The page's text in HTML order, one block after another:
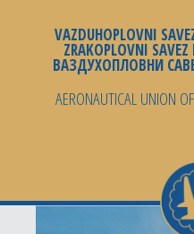
VAZDUHOPLOVNI
ZRAKOPLOVNI
ВАЗДУХОПЛОВНИ
AERONAUTICAL UNION